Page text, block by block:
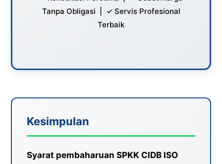
Tanpa Obligasi | ✓ Servis Profesional
Terbaik
Kesimpulan
Syarat pembaharuan SPKK CIDB ISO